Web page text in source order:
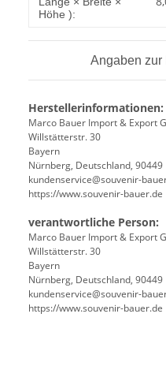
Höhe ):
Angaben zur
Herstellerinformationen:
Marco Bauer Import & Export
Willstätterstr. 30
Bayern
Nürnberg, Deutschland, 90449
kundenservice@souvenir-
https://www.souvenir-bauer.de
verantwortliche Person:
Marco Bauer Import & Export
Willstätterstr. 30
Bayern
Nürnberg, Deutschland, 90449
kundenservice@souvenir-
https://www.souvenir-bauer.de